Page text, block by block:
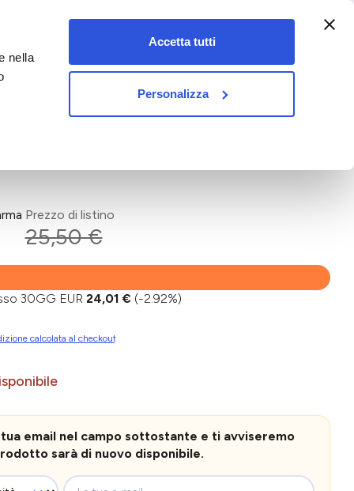
nella
Accetta tutti
Personalizza
vet&pet
Prezzo di listino
25,50 €
30GG EUR 24,01 € (-2.92%)
calcolata al checkout
email nel campo sottostante e ti avviseremo
sarà di nuovo disponibile.
La tua e-mail